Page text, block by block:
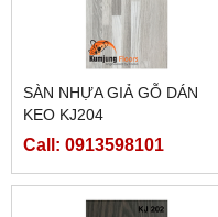
SÀN NHỰA GIẢ GỖ DÁN
KEO KJ204
Call: 0913598101